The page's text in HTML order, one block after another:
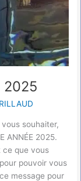
2025
vous souhaiter,
ANNÉE 2025.
ce que vous
pouvoir vous
message pour